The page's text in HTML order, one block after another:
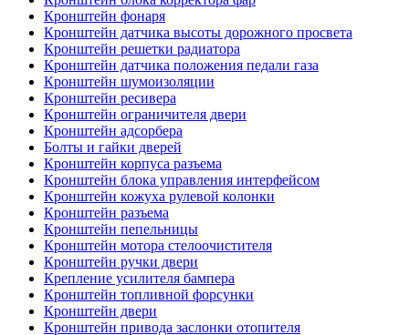
Кронштейн фонаря
Кронштейн датчика высоты дорожного просвета
Кронштейн решетки радиатора
Кронштейн датчика положения педали газа
Кронштейн шумоизоляции
Кронштейн ресивера
Кронштейн ограничителя двери
Кронштейн адсорбера
Болты и гайки дверей
Кронштейн корпуса разъема
Кронштейн блока управления интерфейсом
Кронштейн кожуха рулевой колонки
Кронштейн разъема
Кронштейн пепельницы
Кронштейн мотора стелоочистителя
Кронштейн ручки двери
Крепление усилителя бампера
Кронштейн топливной форсунки
Кронштейн двери
Кронштейн привода заслонки отопителя